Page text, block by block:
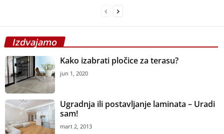
Izdvajamo
Kako izabrati pločice za terasu?
jun 1, 2020
Ugradnja ili postavljanje laminata – Uradi
sam!
mart 2, 2013